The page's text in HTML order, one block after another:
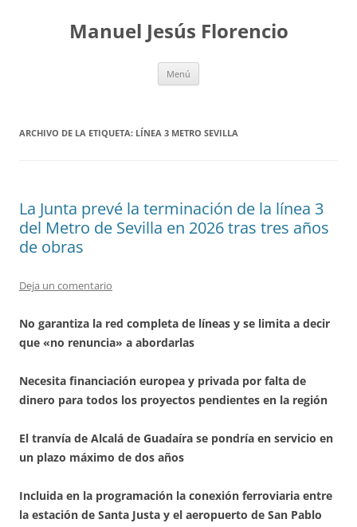
contenidoManuel Jesús Florencio
Menú
ARCHIVO DE LA ETIQUETA: LÍNEA 3 METRO SEVILLA
La Junta prevé la terminación de la línea 3
del Metro de Sevilla en 2026 tras tres años
de obras
Deja un comentario
No garantiza la red completa de líneas y se limita a decir
que «no renuncia» a abordarlas
Necesita financiación europea y privada por falta de
dinero para todos los proyectos pendientes en la región
El tranvía de Alcalá de Guadaíra se pondría en servicio en
un plazo máximo de dos años
Incluida en la programación la conexión ferroviaria entre
la estación de Santa Justa y el aeropuerto de San Pablo